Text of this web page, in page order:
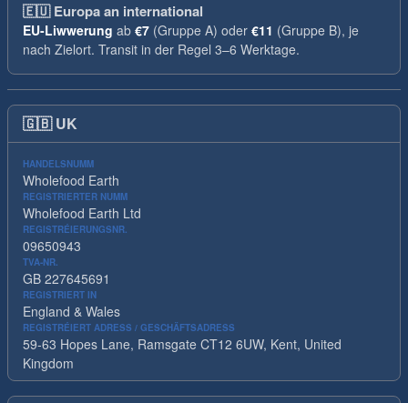
🇪🇺Europa an international
EU-Liwwerung ab €7 (Gruppe A) oder €11 (Gruppe B), je
nach Zielort. Transit in der Regel 3–6 Werktage.
🇬🇧 UK
HANDELSNUMM
Wholefood Earth
REGISTRIERTER NUMM
Wholefood Earth Ltd
REGISTRÉIERUNGSNR.
09650943
TVA-NR.
GB 227645691
REGISTRIERT IN
England & Wales
REGISTRÉIERT ADRESS / GESCHÄFTSADRESS
59-63 Hopes Lane, Ramsgate CT12 6UW, Kent, United
Kingdom